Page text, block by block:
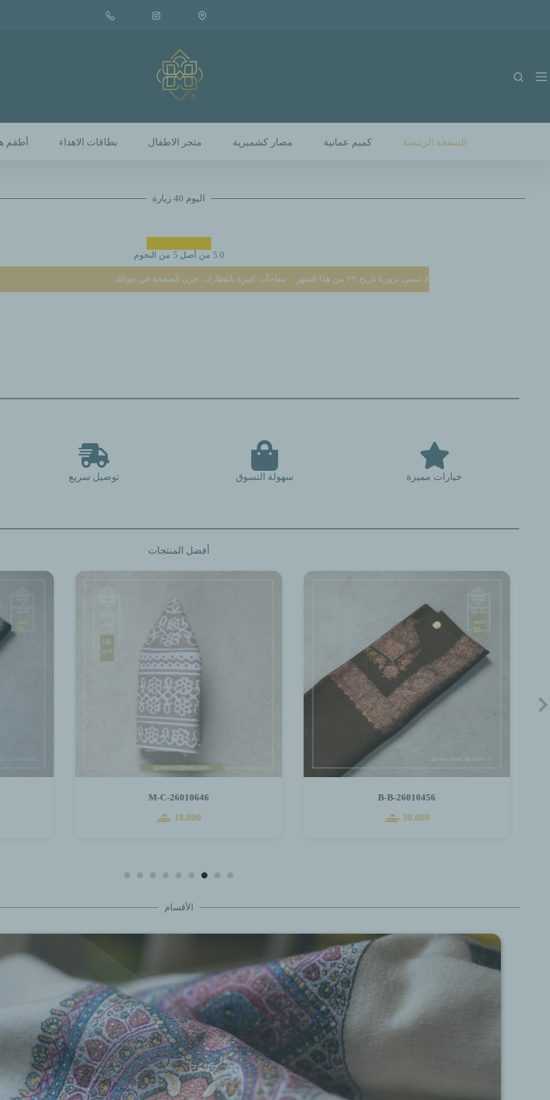
الصفحة الرئيسة كميم عمانية مصار كشميرية متجر الاطفال بطاقات الاهداء أطقم
اليوم 40 زيارة
5.0 من أصل 5 من النجوم
لا تنسى تزورنا تاريخ ٢٢ من هذا الشهر .. مفاجآت كثيرة بانتظارك، خزن الصفحة في جوالك
خيارات مميزة سهولة التسوق توصيل سريع
أفضل المنتجات
M-C-26010646
18.000
M-B-260141
30.000
الأقسام